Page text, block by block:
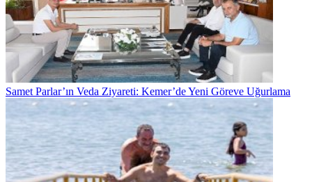
Samet Parlar’ın Veda Ziyareti: Kemer’de Yeni Göreve Uğurlama